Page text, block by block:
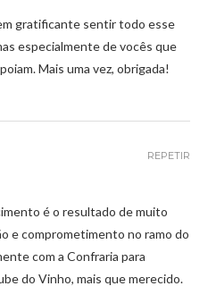
gratificante sentir todo esse
especialmente de vocês que
Mais uma vez, obrigada!
é o resultado de muito
e comprometimento no ramo do
com a Confraria para
do Vinho, mais que merecido.
REPETIR